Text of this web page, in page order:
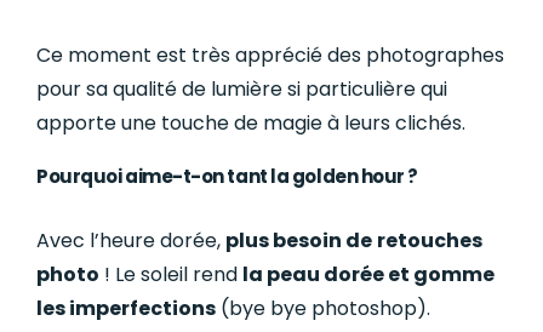
Ce moment est très apprécié des photographes
pour sa qualité de lumière si particulière qui
apporte une touche de magie à leurs clichés.
Pourquoi aime-t-on tant la golden hour ?
Avec l’heure dorée, plus besoin de retouches
photo ! Le soleil rend la peau dorée et gomme
les imperfections (bye bye photoshop).